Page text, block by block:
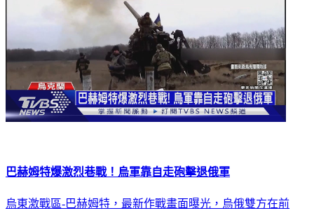
巴赫姆特爆激烈巷戰！烏軍靠自走砲擊退俄軍
烏東激戰區-巴赫姆特，最新作戰畫面曝光，烏俄雙方在前